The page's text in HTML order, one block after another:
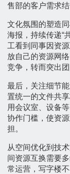
售部的客户需求
文化氛围的塑造
海报，持续传递“
工看到同事因资
放自己的资源网
竞争，转而突出团
最后，关注细节
置统一的文件共
用会议室、设备
协作门槛，使资
担。
从空间优化到技
间资源互换需要
常运营，写字楼